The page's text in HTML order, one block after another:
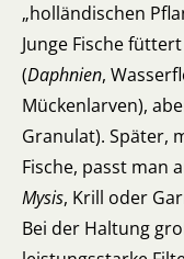
„holländischen
Junge Fische
(Daphnien,
Mückenlarven),
Granulat). Später,
Fische, passt man
Mysis, Krill oder
Bei der Haltung